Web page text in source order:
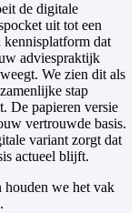
de digitale
uit tot een
kennisplatform dat
adviespraktijk
We zien dit als
stap
De papieren versie
vertrouwde basis.
variant zorgt dat
actueel blijft.
houden we het vak